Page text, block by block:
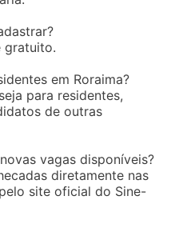
gratuito.
em Roraima?
para residentes,
de outras
vagas disponíveis?
diretamente nas
site oficial do Sine-